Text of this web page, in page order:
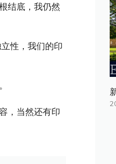
结底，我仍然
性，我们的印
，当然还有印